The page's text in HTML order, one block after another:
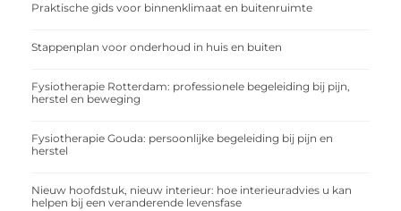
Praktische gids voor binnenklimaat en buitenruimte
Stappenplan voor onderhoud in huis en buiten
Fysiotherapie Rotterdam: professionele begeleiding bij pijn,
herstel en beweging
Fysiotherapie Gouda: persoonlijke begeleiding bij pijn en
herstel
Nieuw hoofdstuk, nieuw interieur: hoe interieuradvies u kan
helpen bij een veranderende levensfase